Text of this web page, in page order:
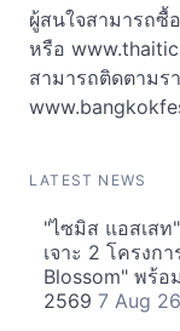
ผู้สนใจสามารถซื้
หรือ
สามารถติดตามร
LATEST NEWS
"ไซมิส แอสเส
เจาะ 2 โครงก
Blossom" พร้อ
2569 7 Aug 26